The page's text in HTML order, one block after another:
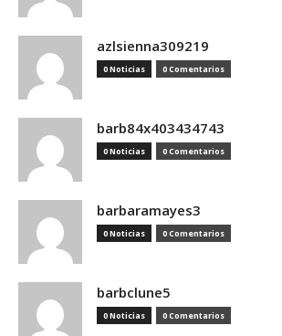
azlsienna309219
0 Noticias 0 Comentarios
barb84x403434743
0 Noticias 0 Comentarios
barbaramayes3
0 Noticias 0 Comentarios
barbclune5
0 Noticias 0 Comentarios